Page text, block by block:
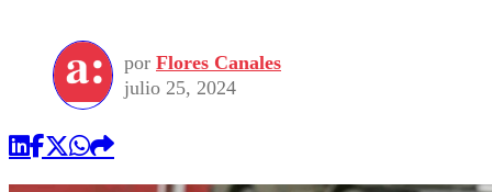
Torneo Internacional
Torneo Nacional
Internacional
Nacional
Programas
Comercial
por Flores Canales
julio 25, 2024